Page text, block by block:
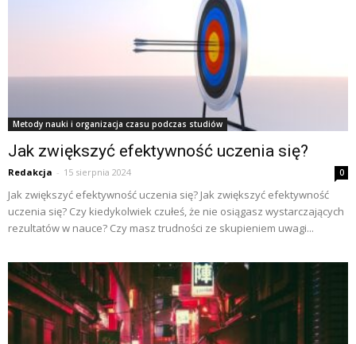
Metody nauki i organizacja czasu podczas studiów
Jak zwiększyć efektywność uczenia się?
Redakcja - 15 sierpnia 2024 0
Jak zwiększyć efektywność uczenia się? Jak zwiększyć efektywność
uczenia się? Czy kiedykolwiek czułeś, że nie osiągasz wystarczających
rezultatów w nauce? Czy masz trudności ze skupieniem uwagi...